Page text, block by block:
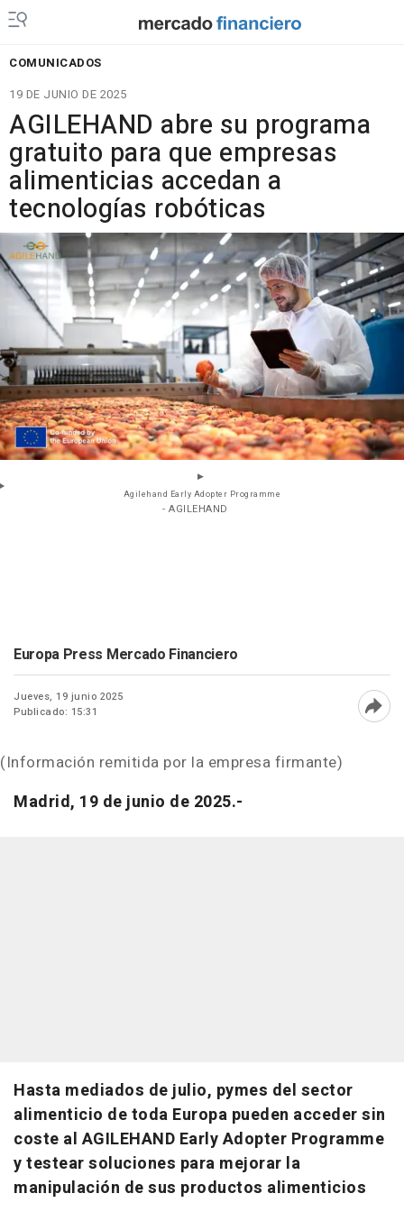
COMUNICADOS
19 DE JUNIO DE 2025
AGILEHAND abre su programa
gratuito para que empresas
alimenticias accedan a
tecnologías robóticas
Agilehand Early Adopter Programme
- AGILEHAND
Europa Press Mercado Financiero
Jueves, 19 junio 2025
Publicado: 15:31
(Información remitida por la empresa firmante)
Madrid, 19 de junio de 2025.-
Hasta mediados de julio, pymes del sector
alimenticio de toda Europa pueden acceder sin
coste al AGILEHAND Early Adopter Programme
y testear soluciones para mejorar la
manipulación de sus productos alimenticios